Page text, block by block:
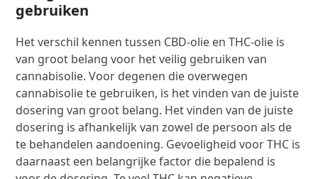
gebruiken
Het verschil kennen tussen CBD-olie en THC-olie is
van groot belang voor het veilig gebruiken van
cannabisolie. Voor degenen die overwegen
cannabisolie te gebruiken, is het vinden van de juiste
dosering van groot belang. Het vinden van de juiste
dosering is afhankelijk van zowel de persoon als de
te behandelen aandoening. Gevoeligheid voor THC is
daarnaast een belangrijke factor die bepalend is